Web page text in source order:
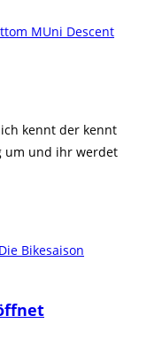
MUni Descent
kennt der kennt
um und ihr werdet